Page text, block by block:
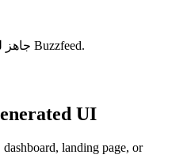
مكون أيقونة React جاهز للاستخدام لـ Buzzfeed.
UI
landing page, or